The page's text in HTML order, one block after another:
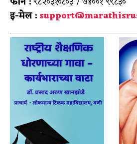
इ-मेल :